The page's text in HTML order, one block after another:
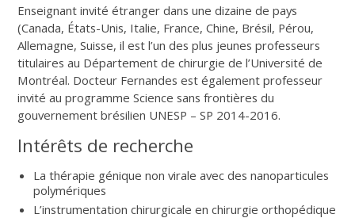
Enseignant invité étranger dans une dizaine de pays
(Canada, États-Unis, Italie, France, Chine, Brésil, Pérou,
Allemagne, Suisse, il est l’un des plus jeunes professeurs
titulaires au Département de chirurgie de l’Université de
Montréal. Docteur Fernandes est également professeur
invité au programme Science sans frontières du
gouvernement brésilien UNESP – SP 2014-2016.
Intérêts de recherche
La thérapie génique non virale avec des nanoparticules
polymériques
L’instrumentation chirurgicale en chirurgie orthopédique